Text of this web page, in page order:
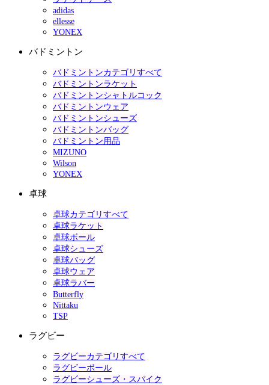
adidas
ellesse
YONEX
バドミントン
バドミントンカテゴリすべて
バドミントンラケット
バドミントンシャトルコック
バドミントンウェア
バドミントンシューズ
バドミントンバッグ
バドミントン用品
MIZUNO
Wilson
YONEX
卓球
卓球カテゴリすべて
卓球ラケット
卓球ボール
卓球シューズ
卓球バッグ
卓球ウェア
卓球ラバー
Butterfly
Nittaku
TSP
ラグビー
ラグビーカテゴリすべて
ラグビーボール
ラグビーシューズ・スパイク